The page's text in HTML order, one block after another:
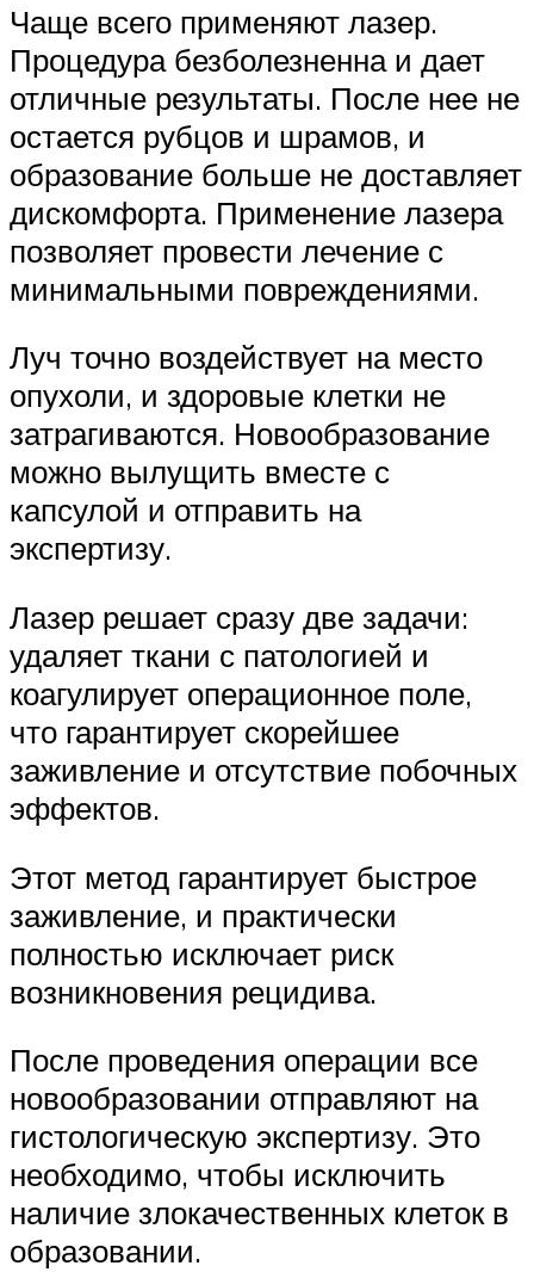
Чаще всего применяют лазер.
Процедура безболезненна и дает
отличные результаты. После нее не
остается рубцов и шрамов, и
образование больше не доставляет
дискомфорта. Применение лазера
позволяет провести лечение с
минимальными повреждениями.
Луч точно воздействует на место
опухоли, и здоровые клетки не
затрагиваются. Новообразование
можно вылущить вместе с
капсулой и отправить на
экспертизу.
Лазер решает сразу две задачи:
удаляет ткани с патологией и
коагулирует операционное поле,
что гарантирует скорейшее
заживление и отсутствие побочных
эффектов.
Этот метод гарантирует быстрое
заживление, и практически
полностью исключает риск
возникновения рецидива.
После проведения операции все
новообразовании отправляют на
гистологическую экспертизу. Это
необходимо, чтобы исключить
наличие злокачественных клеток в
образовании.